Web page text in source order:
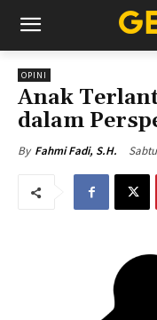
OPINI
Anak
dalam
By Fahmi Fadi, S.H.